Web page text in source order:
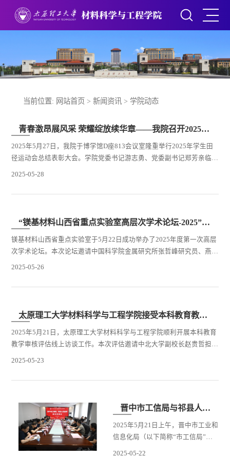
当前位置: 网站首页 > 新闻资讯> 学院动态
青春激昂展风采 荣耀绽放续华章——我院召开2025年学生田径运动会总结表彰大会
2025年5月27日，我院于博学馆D座813会议室隆重举行2025年学生田
径运动会总结表彰大会。学院党委书记游志勇、党委副书记郑芳亲临现
大会在精彩的校运会视频集锦中拉开帷幕，视频全方位呈现了材料学院
子团体总分第四”“甲组女子团体总分第四”...
2025-05-28
“镁基材料山西省重点实验室高层次学术论坛-2025”顺利召开
镁基材料山西省重点实验室于5月22日成功举办了2025年度第一次高层
次学术论坛。本次论坛邀请中国科学院金属研究所张哲峰研究员、燕山
长邓坤坤教授主持。首先，由太原理工大学材料科学与工程学院党委书
破性成果，向广大关心和支持学院科研工作的老师、...
2025-05-26
太原理工大学材料科学与工程学院接受本科教育教学审核评估线上访谈
2025年5月21日，太原理工大学材料科学与工程学院顺利开展本科教育
教学审核评估线上访谈工作。本次评估邀请中北大学副校长赵贵哲担任
牛晓峰和各专业负责人参加访谈会。会议由王晓敏主持。访谈会上，材
成果、科研反哺教学等方面汇报了本科教育教学亮点，...
2025-05-23
晋中市工信局与祁县人民政府赴太原理工大学共商碳基材料产业发展
2025年5月21日上午，晋中市工业和
信息化局（以下简称“市工信局”）
2025-05-22